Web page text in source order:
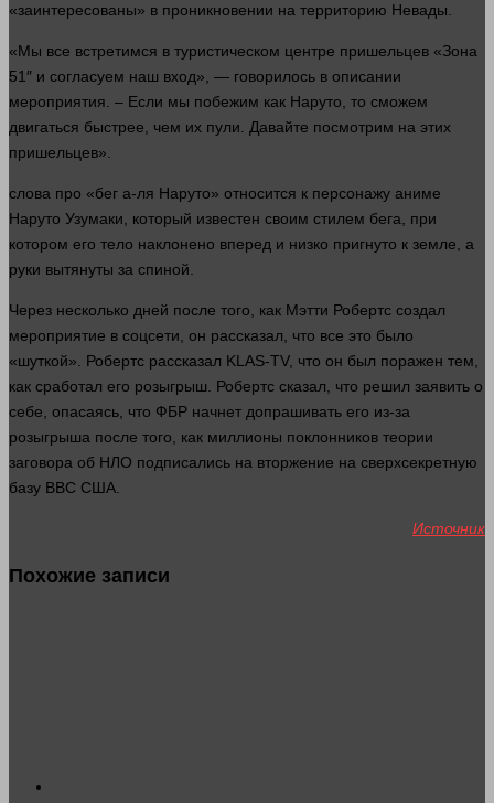
«заинтересованы» в проникновении на территорию Невады.
«Мы все встретимся в туристическом центре пришельцев «Зона
51″ и согласуем наш вход», — говорилось в описании
мероприятия. – Если мы побежим как Наруто, то сможем
двигаться быстрее, чем их пули. Давайте посмотрим на этих
пришельцев».
слова про «бег а-ля Наруто» относится к персонажу аниме
Наруто Узумаки, который известен своим стилем бега, при
котором его тело наклонено вперед и низко пригнуто к земле, а
руки вытянуты за спиной.
Через несколько дней после того, как Мэтти Робертс создал
мероприятие в соцсети, он рассказал, что все это было
«шуткой». Робертс рассказал KLAS-TV, что он был поражен тем,
как сработал его розыгрыш. Робертс сказал , что решил заявить о
себе, опасаясь, что ФБР начнет допрашивать его из-за
розыгрыша после того, как миллионы поклонников теории
заговора об НЛО подписались на вторжение на сверхсекретную
базу ВВС США.
Источник
Похожие записи